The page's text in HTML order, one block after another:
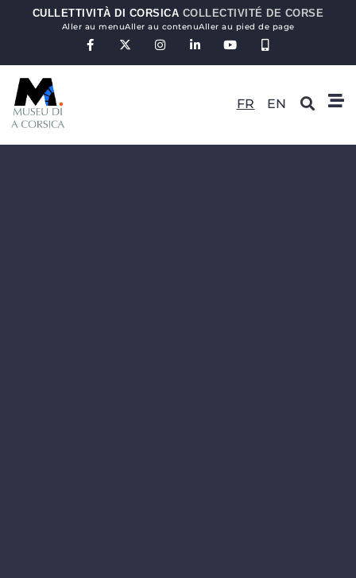
CULLETTIVITÀ DI CORSICA COLLECTIVITÉ DE CORSE
Aller au menuAller au contenuAller au pied de page
FR EN